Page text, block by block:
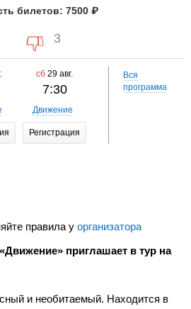
билетов: 7500 ₽
3
сб 29 авг.
7:30
Движение
Регистрация
Вся
программа
правила у организатора
приглашает в тур на
и необитаемый. Находится в